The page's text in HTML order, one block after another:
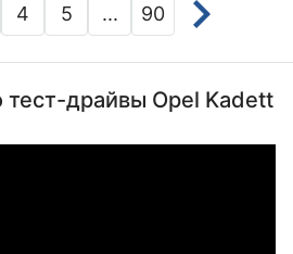
4 5 ... 90
драйвы Opel Kadett